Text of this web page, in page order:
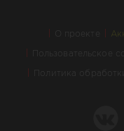
О проекте
Пользовательское
Политика